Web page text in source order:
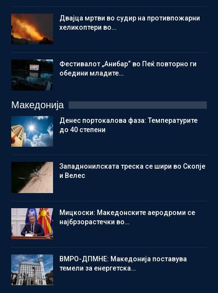
Двајца мртви во судир на противпожарни
хеликоптери во…
Фестивалот „Анибар“ во Пеќ повторно ги
обедини младите…
Македонија
Денес портокалова фаза: Температурите
до 40 степени
Западнонилската треска се шири во Скопје
и Велес
Мицкоски: Македонските аеродроми се
најбрзорастечки во…
ВМРО-ДПМНЕ: Македонија поставува
темели за енергетска…